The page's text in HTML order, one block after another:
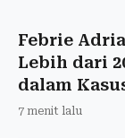
Febrie
Lebih dari
dalam
7 menit lalu